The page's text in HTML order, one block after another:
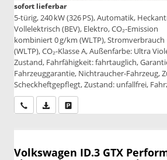
sofort lieferbar
5-türig, 240 kW (326 PS), Automatik,
Vollelektrisch (BEV), Elektro, CO₂-Emission
kombiniert 0 g/km (WLTP), Stromverbrauch
(WLTP), CO₂-Klasse A, Außenfarbe: Ultra
Zustand, Fahrfähigkeit: fahrtauglich,
Fahrzeuggarantie, Nichtraucher-Fahrzeug,
Scheckheftgepflegt, Zustand: unfallfrei,
Wir rufen Sie anPDF-Datei, Fahrzeugexposé drucken
Volkswagen ID.3 GTX